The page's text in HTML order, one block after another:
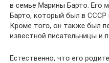
в семье Марины Барто. Его
Барто, который был в СССР
Кроме того, он также был
известной писательницы и
Естественно, что его